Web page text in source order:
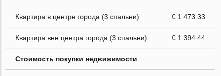
Квартира в центре города (3 спальни) € 1 473.33
Квартира вне центра города (3 спальни) € 1 394.44
Стоимость покупки недвижимости